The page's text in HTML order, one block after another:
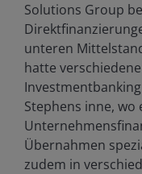
Solutions Group
unteren
hatte
Stephens inne, wo
Übernahmen
zudem in